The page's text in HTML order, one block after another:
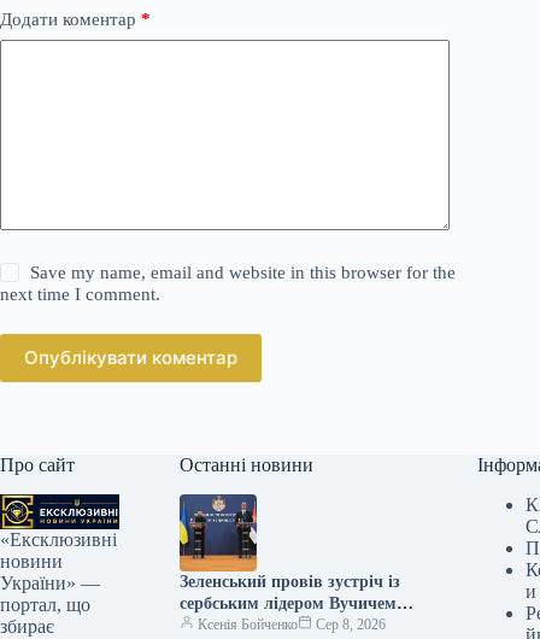
Додати коментар *
Save my name, email and website in this browser for the
next time I comment.
Опублікувати коментар
Про сайт
«Ексклюзивні
новини
України» —
портал, що
збирає
Останні новини
Зеленський провів зустріч із
сербським лідером Вучичем:
основні підсумки переговорів
Ксенія Бойченко Сер 8, 2026
и